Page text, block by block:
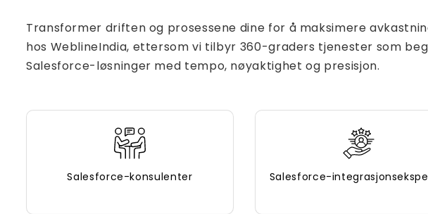
Transformer driften og prosessene dine for å maksimere
hos WeblineIndia, ettersom vi tilbyr 360-graders tjenester som
Salesforce-løsninger med tempo, nøyaktighet og presisjon.
Salesforce-konsulenter Salesforce-